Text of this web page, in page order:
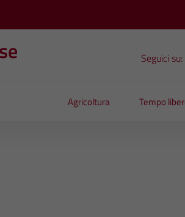
Seguici su:
Agricoltura Tempo